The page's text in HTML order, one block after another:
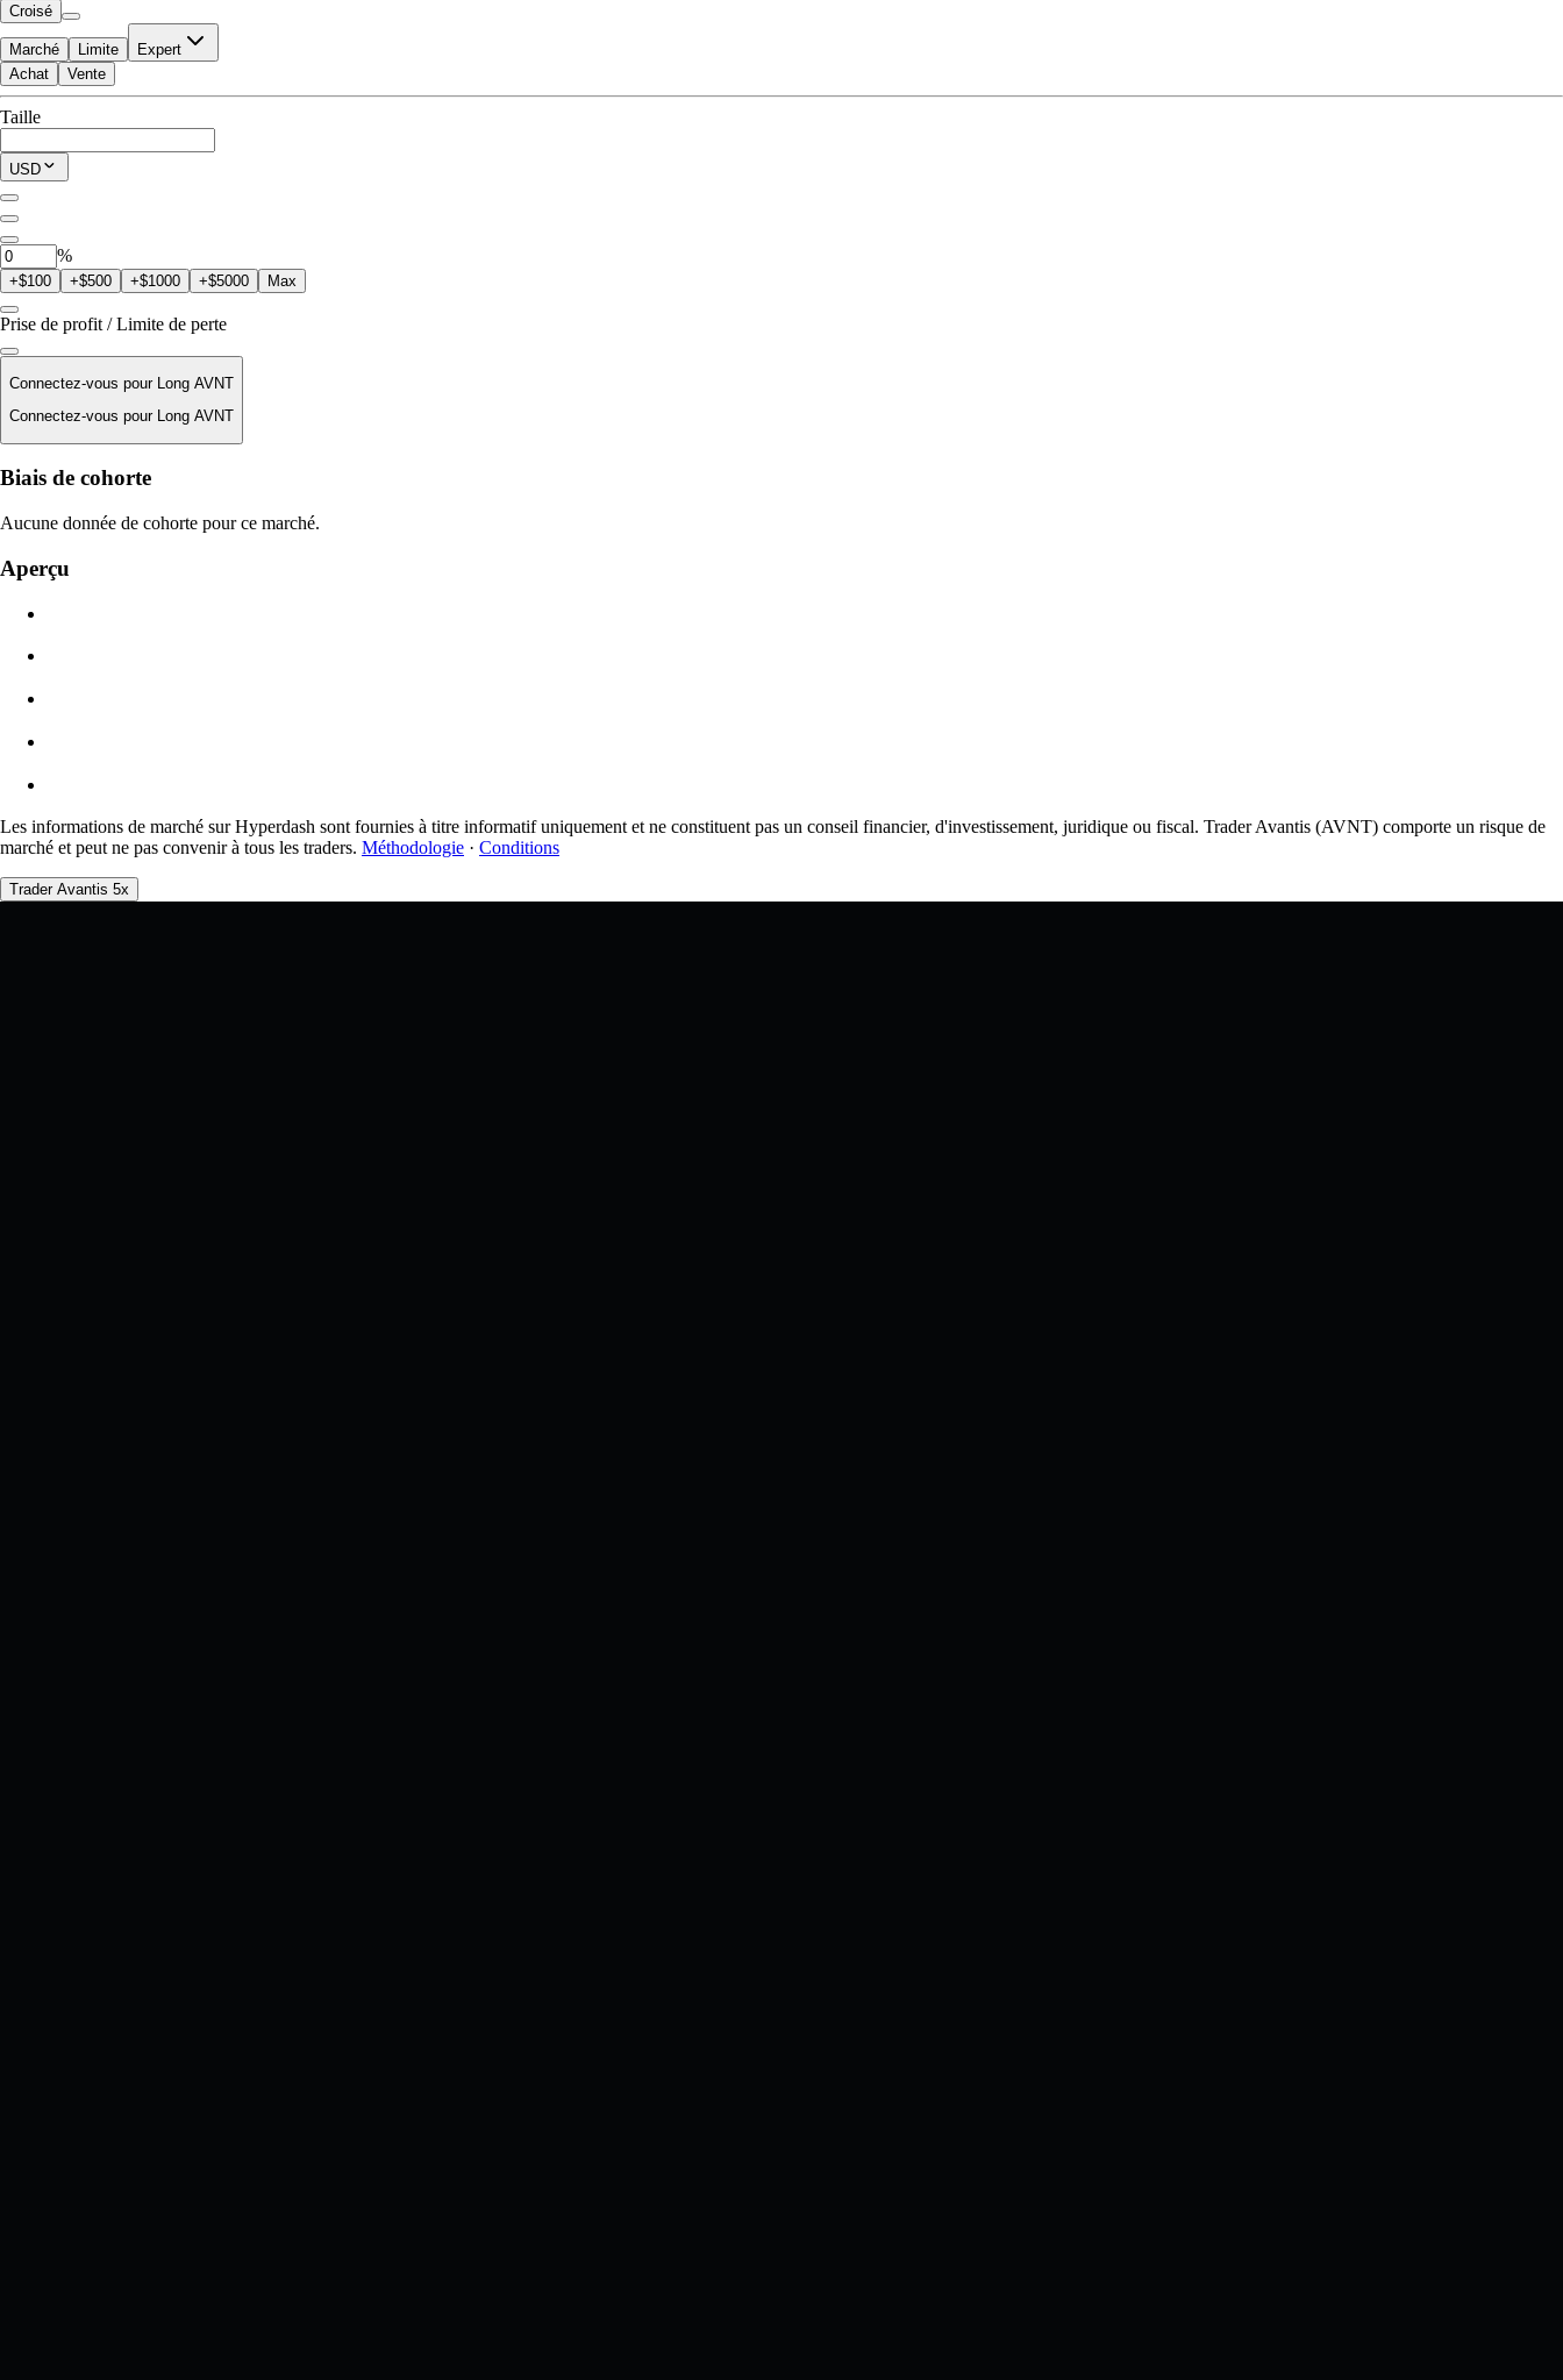
Croisé
Marché Limite Expert
Disponible pour trader
$0.00
Position actuelle
Achat Vente
Taille
USD
%
+$100 +$500 +$1000 +$5000 Max
Prise de profit / Limite de perte
Connectez-vous pour Long AVNT
Connectez-vous pour Long AVNT
Prix de liquidation
N/D
0.0450% / 0.0150%
Biais de cohorte
Aucune donnée de cohorte pour ce marché.
Aperçu
Les informations de marché sur Hyperdash sont fournies à titre informatif uniquement et ne constituent pas un conseil financier, d'investissement, juridique ou fiscal. Trader Avantis (AVNT) comporte un risque de
marché et peut ne pas convenir à tous les traders. Méthodologie · Conditions
Trader Avantis 5x